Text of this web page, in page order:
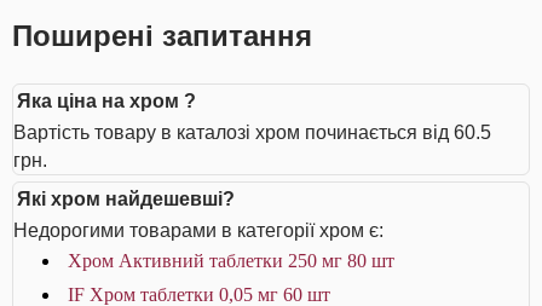
Поширені запитання
Яка ціна на хром ?
Вартість товару в каталозі хром починається від 60.5
грн.
Які хром найдешевші?
Недорогими товарами в категорії хром є:
Хром Активний таблетки 250 мг 80 шт
IF Хром таблетки 0,05 мг 60 шт